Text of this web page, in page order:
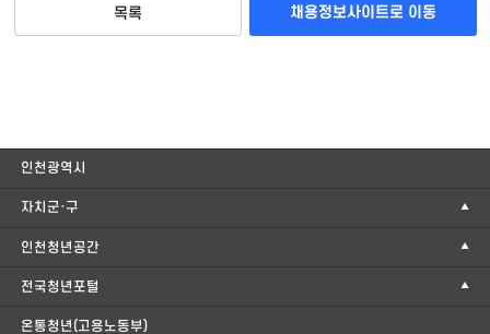
목록 채용정보사이트로 이동
인천광역시
자치군·구
인천청년공간
전국청년포털
온통청년(고용노동부)